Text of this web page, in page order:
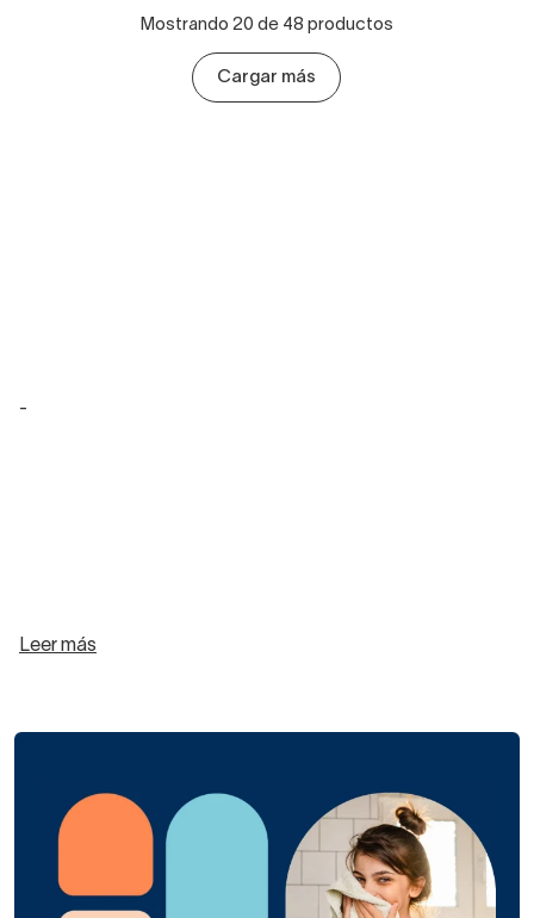
Mostrando 20 de 48 productos
Cargar más
-
Leer más